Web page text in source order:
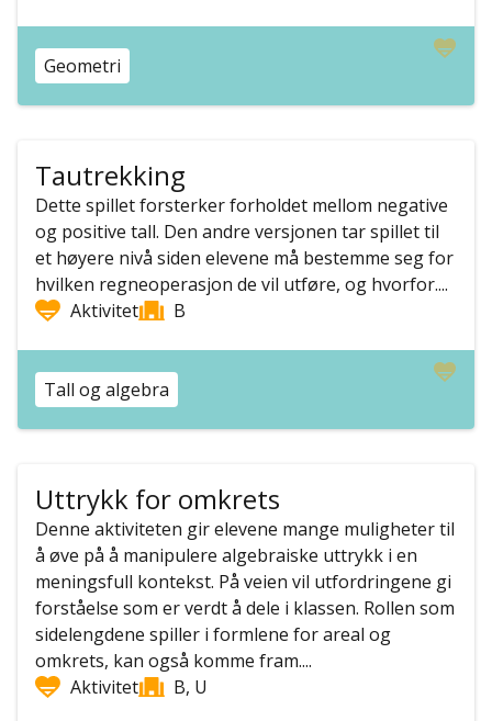
Geometri
Tautrekking
Dette spillet forsterker forholdet mellom negative
og positive tall. Den andre versjonen tar spillet til
et høyere nivå siden elevene må bestemme seg for
hvilken regneoperasjon de vil utføre, og hvorfor....
Aktivitet
B
Tall og algebra
Uttrykk for omkrets
Denne aktiviteten gir elevene mange muligheter til
å øve på å manipulere algebraiske uttrykk i en
meningsfull kontekst. På veien vil utfordringene gi
forståelse som er verdt å dele i klassen. Rollen som
sidelengdene spiller i formlene for areal og
omkrets, kan også komme fram....
Aktivitet
B, U